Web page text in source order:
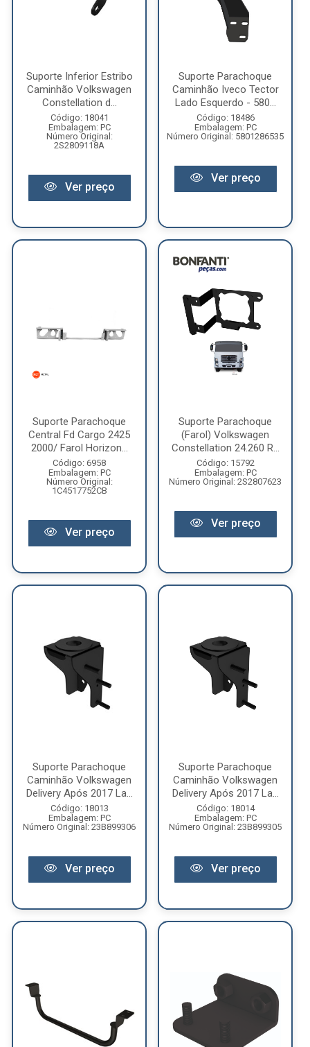
Suporte Inferior Estribo
Caminhão Volkswagen
Constellation d...
Código: 18041
Embalagem: PC
Número Original:
2S2809118A
Ver preço
Suporte Parachoque
Caminhão Iveco Tector
Lado Esquerdo - 580...
Código: 18486
Embalagem: PC
Número Original: 5801286535
Ver preço
Suporte Parachoque
Central Fd Cargo 2425
2000/ Farol Horizon...
Código: 6958
Embalagem: PC
Número Original:
1C4517752CB
Ver preço
Suporte Parachoque
(Farol) Volkswagen
Constellation 24.260 R...
Código: 15792
Embalagem: PC
Número Original: 2S2807623
Ver preço
Suporte Parachoque
Caminhão Volkswagen
Delivery Após 2017 La...
Código: 18013
Embalagem: PC
Número Original: 23B899306
Ver preço
Suporte Parachoque
Caminhão Volkswagen
Delivery Após 2017 La...
Código: 18014
Embalagem: PC
Número Original: 23B899305
Ver preço